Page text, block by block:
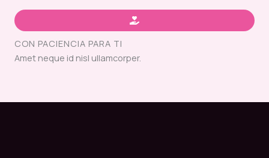
CON PACIENCIA PARA TI
Amet neque id nisl ullamcorper.